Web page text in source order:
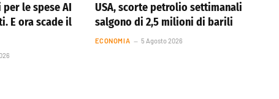
le spese AI
E ora scade il
USA, scorte petrolio settimanali
salgono di 2,5 milioni di barili
ECONOMIA 5 Agosto 2026